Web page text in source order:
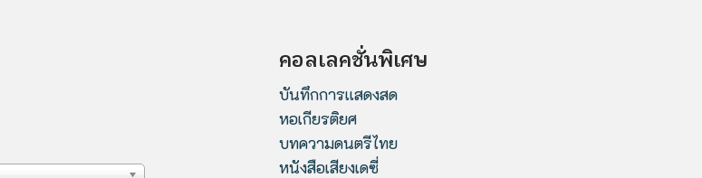
คอลเลคชั่นพิเศษ
บันทึกการแสดงสด
หอเกียรติยศ
บทความดนตรีไทย
หนังสือเสียงเดซี่